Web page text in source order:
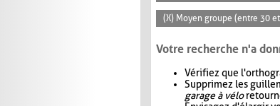
(X) Moyen groupe (entre 30
Votre recherche n'a
Vérifiez que
Supprimez les
garage à vélo